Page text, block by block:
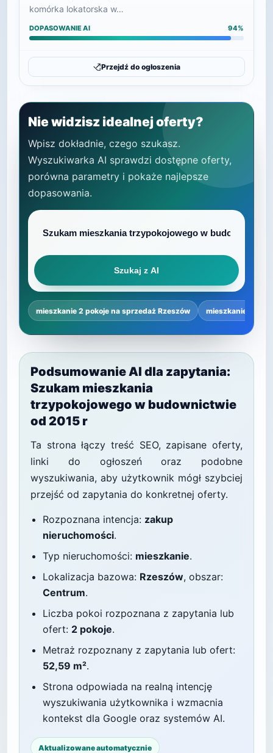
komórka lokatorska w…
DOPASOWANIE AI 94%
Przejdź do ogłoszenia
Nie widzisz idealnej oferty?
Wpisz dokładnie, czego szukasz.
Wyszukiwarka AI sprawdzi dostępne oferty,
porówna parametry i pokaże najlepsze
dopasowania.
Szukaj z AI
mieszkanie 2 pokoje na sprzedaż Rzeszów mieszkanie 2
Podsumowanie AI dla zapytania:
Szukam mieszkania
trzypokojowego w budownictwie
od 2015 r
Ta strona łączy treść SEO, zapisane oferty,
linki do ogłoszeń oraz podobne
wyszukiwania, aby użytkownik mógł szybciej
przejść od zapytania do konkretnej oferty.
Rozpoznana intencja: zakup
nieruchomości.
Typ nieruchomości: mieszkanie.
Lokalizacja bazowa: Rzeszów, obszar:
Centrum.
Liczba pokoi rozpoznana z zapytania lub
ofert: 2 pokoje.
Metraż rozpoznany z zapytania lub ofert:
52,59 m².
Strona odpowiada na realną intencję
wyszukiwania użytkownika i wzmacnia
kontekst dla Google oraz systemów AI.
Aktualizowane automatycznie